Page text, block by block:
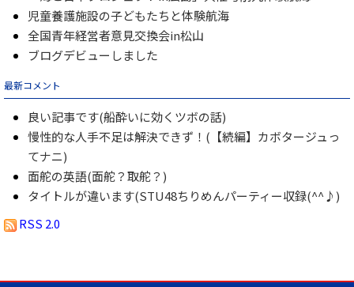
児童養護施設の子どもたちと体験航海
全国青年経営者意見交換会in松山
ブログデビューしました
最新コメント
良い記事です(船酔いに効くツボの話)
慢性的な人手不足は解決できず！(【続編】カボタージュっ
てナニ)
面舵の英語(面舵？取舵？)
タイトルが違います(STU48ちりめんパーティー収録(^^♪)
RSS 2.0